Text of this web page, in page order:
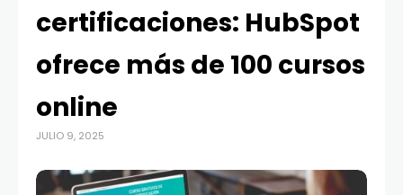
certificaciones: HubSpot
ofrece más de 100 cursos
online
JULIO 9, 2025